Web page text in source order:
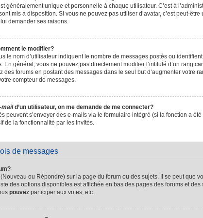
généralement unique et personnelle à chaque utilisateur. C’est à
mis à disposition. Si vous ne pouvez pas utiliser d’avatar, c’est peut-être
demander ses raisons.
le modifier?
le nom d’utilisateur indiquent le nombre de messages postés ou
En général, vous ne pouvez pas directement modifier l’intitulé d’un rang
des forums en postant des messages dans le seul but d’augmenter votre
compteur de messages.
maild’un utilisateur, on me demande de me connecter?
peuvent s’envoyer des e-mails via le formulaire intégré (si la fonction a
de la fonctionnalité par les invités.
de messages
ou Répondre) sur la page du forum ou des sujets. Il se peut que
des options disponibles est affichée en bas des pages des forums et des
pouvez participer aux votes, etc.